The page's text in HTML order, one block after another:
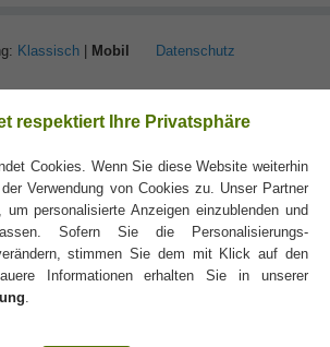
Klassisch| Mobil Datenschutz
respektiert Ihre Privatsphäre
Cookies. Wenn Sie diese Website weiterhin
Verwendung von Cookies zu. Unser Partner
um personalisierte Anzeigen einzublenden und
Sofern Sie die Personalisierungs-
stimmen Sie dem mit Klick auf den
Informationen erhalten Sie in unserer
.